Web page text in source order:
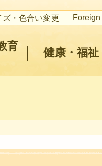
ズ・色合い変更
育
健康・福祉